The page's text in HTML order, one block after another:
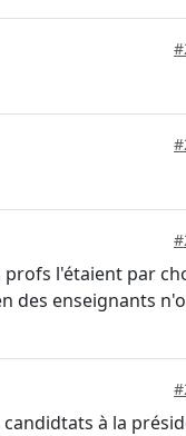
profs l'étaient par
des enseignants
à la